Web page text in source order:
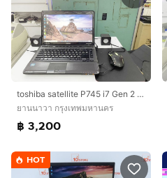
toshiba satellite P745 i7 Gen 2 Ram 8 GB ใช้งานได้ดี ราคาถูกใจ
ยานนาวา กรุงเทพมหานคร
฿ 3,200
HOT